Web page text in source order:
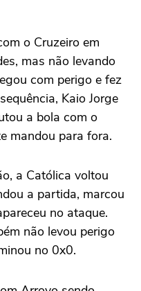
o Cruzeiro em
mas não levando
com perigo e fez
Kaio Jorge
a bola com o
mandou para fora.
a Católica voltou
a partida, marcou
no ataque.
não levou perigo
no 0x0.